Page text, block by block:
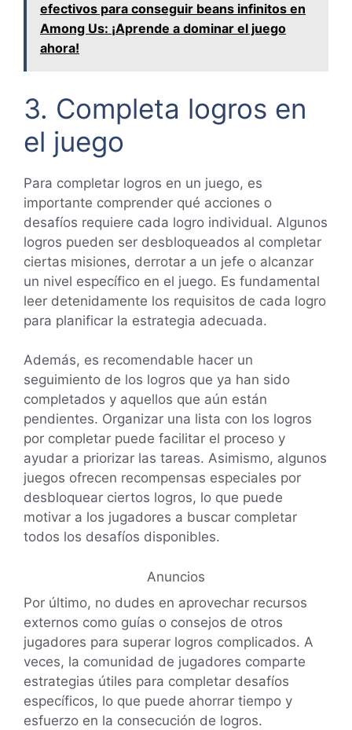
efectivos para conseguir beans infinitos en
Among Us: ¡Aprende a dominar el juego
ahora!
3. Completa logros en
el juego
Para completar logros en un juego, es
importante comprender qué acciones o
desafíos requiere cada logro individual. Algunos
logros pueden ser desbloqueados al completar
ciertas misiones, derrotar a un jefe o alcanzar
un nivel específico en el juego. Es fundamental
leer detenidamente los requisitos de cada logro
para planificar la estrategia adecuada.
Además, es recomendable hacer un
seguimiento de los logros que ya han sido
completados y aquellos que aún están
pendientes. Organizar una lista con los logros
por completar puede facilitar el proceso y
ayudar a priorizar las tareas. Asimismo, algunos
juegos ofrecen recompensas especiales por
desbloquear ciertos logros, lo que puede
motivar a los jugadores a buscar completar
todos los desafíos disponibles.
Anuncios
Por último, no dudes en aprovechar recursos
externos como guías o consejos de otros
jugadores para superar logros complicados. A
veces, la comunidad de jugadores comparte
estrategias útiles para completar desafíos
específicos, lo que puede ahorrar tiempo y
esfuerzo en la consecución de logros.